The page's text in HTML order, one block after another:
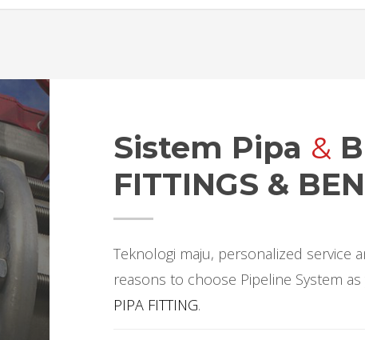
Sistem Pipa &
FITTINGS &
Teknologi maju, personalized service
reasons to choose Pipeline System
PIPA FITTING.